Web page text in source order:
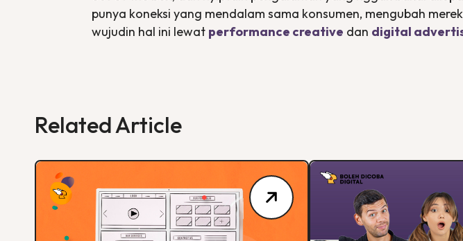
punya koneksi yang mendalam sama konsumen, mengubah
wujudin hal ini lewat performance creative dan digital
Related Article